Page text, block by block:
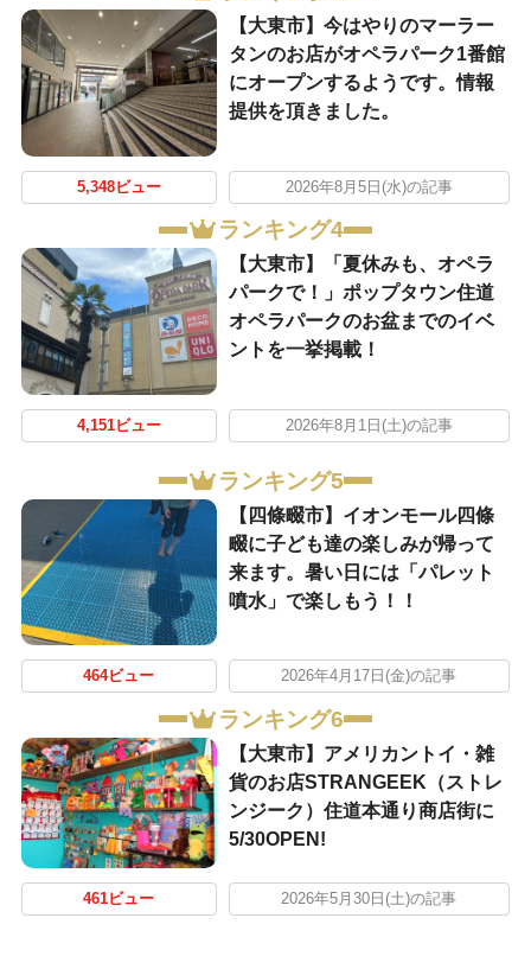
【大東市】今はやりのマーラー
タンのお店がオペラパーク1番館
にオープンするようです。情報
提供を頂きました。
5,348ビュー 2026年8月5日(水)の記事
ランキング4
【大東市】「夏休みも、オペラ
パークで！」ポップタウン住道
オペラパークのお盆までのイベ
ントを一挙掲載！
4,151ビュー 2026年8月1日(土)の記事
ランキング5
【四條畷市】イオンモール四條
畷に子ども達の楽しみが帰って
来ます。暑い日には「パレット
噴水」で楽しもう！！
464ビュー 2026年4月17日(金)の記事
ランキング6
【大東市】アメリカントイ・雑
貨のお店STRANGEEK（ストレ
ンジーク）住道本通り商店街に
5/30OPEN!
461ビュー 2026年5月30日(土)の記事